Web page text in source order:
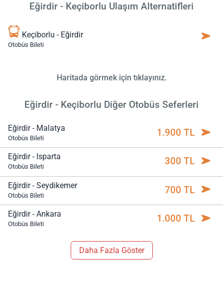
Eğirdir - Keçiborlu Ulaşım Alternatifleri
Keçiborlu - Eğirdir
Otobüs Bileti
Haritada görmek için tıklayınız.
Eğirdir - Keçiborlu Diğer Otobüs Seferleri
Eğirdir - Malatya
Otobüs Bileti 1.900 TL
Eğirdir - Isparta
Otobüs Bileti 300 TL
Eğirdir - Seydikemer
Otobüs Bileti 700 TL
Eğirdir - Ankara
Otobüs Bileti 1.000 TL
Daha Fazla Göster